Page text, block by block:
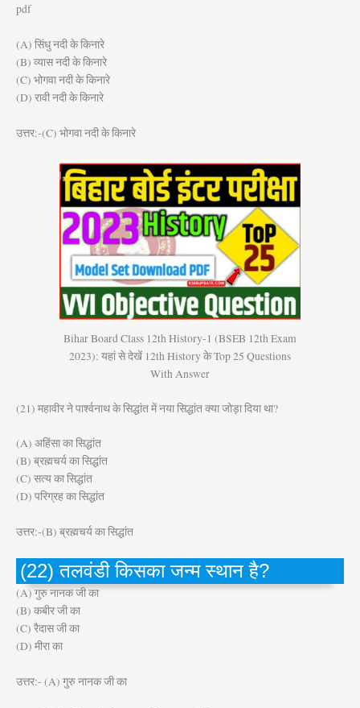
pdf
(A) सिंधु नदी के किनारे
(B) व्यास नदी के किनारे
(C) भोगवा नदी के किनारे
(D) रावी नदी के किनारे
उत्तर:-(C) भोगवा नदी के किनारे
Bihar Board Class 12th History-1 (BSEB 12th Exam
2023): यहां से देखें 12th History के Top 25 Questions
With Answer
(21) महावीर ने पार्श्वनाथ के सिद्धांत में नया सिद्धांत क्या जोड़ा दिया था?
(A) अहिंसा का सिद्धांत
(B) ब्रह्मचर्य का सिद्धांत
(C) सत्य का सिद्धांत
(D) परिग्रह का सिद्धांत
उत्तर:-(B) ब्रह्मचर्य का सिद्धांत
(22) तलवंडी किसका जन्म स्थान है?
(A) गुरु नानक जी का
(B) कबीर जी का
(C) रैदास जी का
(D) मीरा का
उत्तर:- (A) गुरु नानक जी का